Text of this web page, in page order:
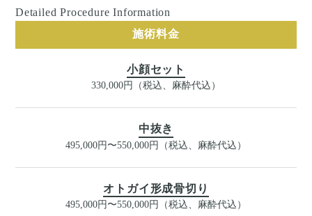
Detailed Procedure Information
施術料金
小顔セット
330,000円（税込、麻酔代込）
中抜き
495,000円〜550,000円（税込、麻酔代込）
オトガイ形成骨切り
495,000円〜550,000円（税込、麻酔代込）